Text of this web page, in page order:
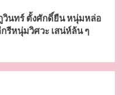
วินทร์ ตั้งศักดิ์ยืน หนุ่มหล่อ
รีหนุ่มวิศวะ เสน่ห์ล้น ๆ